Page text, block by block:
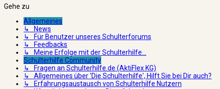
Gehe zu
Allgemeines
↳ News
↳ Für Benutzer unseres Schulterforums
↳ Feedbacks
↳ Meine Erfolge mit der Schulterhilfe...
Schulterhilfe Community
↳ Fragen an Schulterhilfe.de (AktiFlex KG)
↳ Allgemeines über 'Die Schulterhilfe', Hilft Sie bei Dir auch?
↳ Erfahrungsaustausch von Schulterhilfe Nutzern